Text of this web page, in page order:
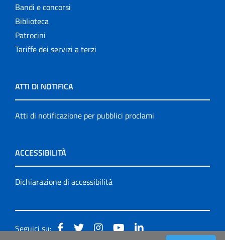
Bandi e concorsi
Biblioteca
Patrocini
Tariffe dei servizi a terzi
ATTI DI NOTIFICA
Atti di notificazione per pubblici proclami
ACCESSIBILITÀ
Dichiarazione di accessibilità
Seguici su: